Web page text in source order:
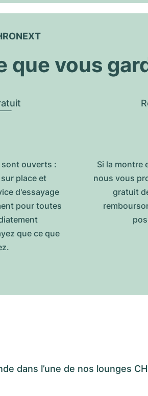
que vous
ouverts :
place et
d'essayage
pour toutes
que ce que
Si la montre
nous vous
gratuit
dans l’une de nos lounges